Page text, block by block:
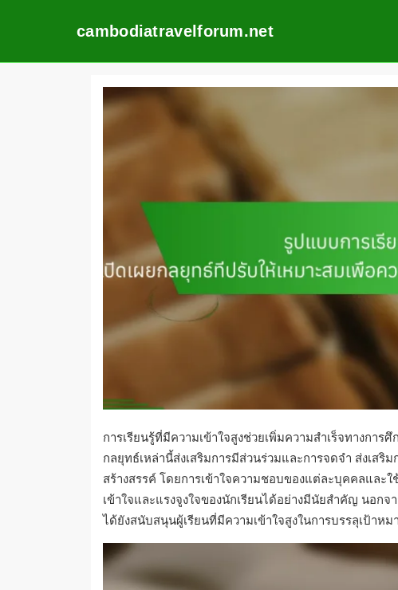
cambodiatravelforum.net
การเรียนรู้ที่มีความเข้าใจสูงช่วยเพิ่มความสำเร็จทางกา
กลยุทธ์เหล่านี้ส่งเสริมการมีส่วนร่วมและการจดจำ ส่งเส
สร้างสรรค์ โดยการเข้าใจความชอบของแต่ละบุคคลและ
เข้าใจและแรงจูงใจของนักเรียนได้อย่างมีนัยสำคัญ นอก
ได้ยังสนับสนุนผู้เรียนที่มีความเข้าใจสูงในการบรรลุเป้าหม